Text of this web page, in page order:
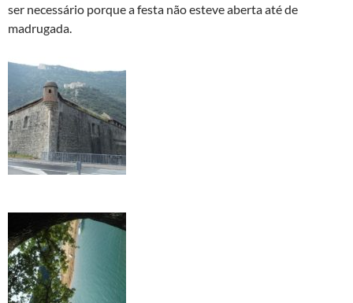
ser necessário porque a festa não esteve aberta até de
madrugada.